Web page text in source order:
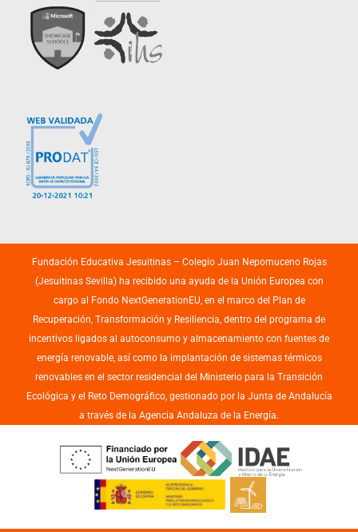
Fundación Educativa Jesuitinas – Colegio Juan Nepomuceno Rojas
(Jesuitinas Sevilla) ha recibido una ayuda de la Unión Europea con
cargo al Fondo NextGenerationEU, en el marco del Plan de
Recuperación, Transformación y Resiliencia, dentro del programa de
incentivos ligados al autoconsumo y almacenamiento con fuentes de
energía renovable, así como la implantación de sistemas térmicos
renovables en el sector residencial del Ministerio para la Transición
Ecológica y el Reto Demográfico, gestionado por la Junta de Andalucía
a través de la Agencia Andaluza de la Energía.